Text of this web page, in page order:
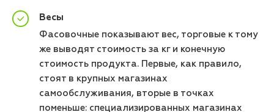
Весы
Фасовочные показывают вес, торговые к тому
же выводят стоимость за кг и конечную
стоимость продукта. Первые, как правило,
стоят в крупных магазинах
самообслуживания, вторые в точках
поменьше: специализированных магазинах